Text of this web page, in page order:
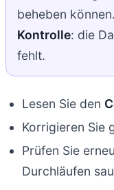
beheben
Kontrolle: die
fehlt.
Lesen Sie den
Korrigieren Sie
Prüfen Sie
Durchläufen